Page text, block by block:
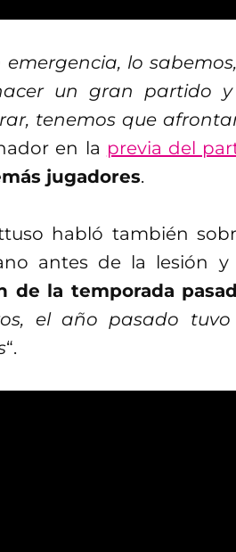
emergencia, lo
un gran partido
tenemos que
en la previa del
jugadores.
habló también
antes de la lesión
de la temporada
el año pasado
“.